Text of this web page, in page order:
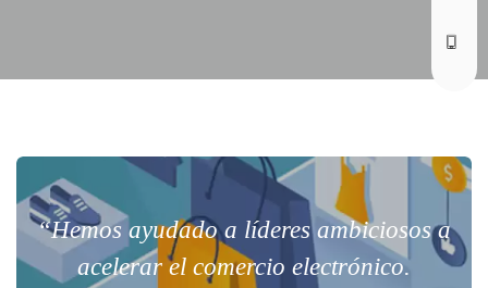
“Hemos ayudado a líderes ambiciosos a
acelerar el comercio electrónico.